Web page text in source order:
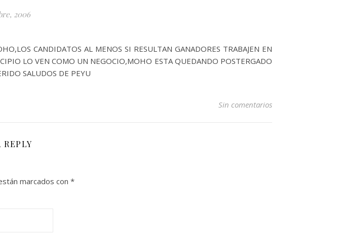
2006
CANDIDATOS AL MENOS SI RESULTAN GANADORES TRABAJEN EN
LO VEN COMO UN NEGOCIO,MOHO ESTA QUEDANDO POSTERGADO
SALUDOS DE PEYU
Sin comentarios
REPLY
marcados con *